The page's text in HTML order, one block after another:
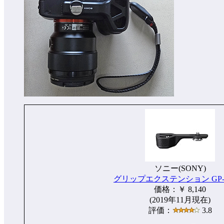
ソニー(SONY)
グリップエクステンション
価格：￥ 8,140
(2019年11月現在)
評価：
3.8